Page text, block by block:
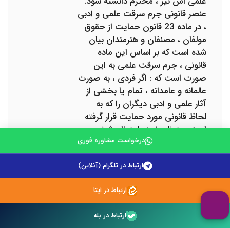
عنصر قانونی جرم سرقت علمی و ادبی
، در ماده 23 قانون حمایت از حقوق
مولفان ، مصنفان و هنرمندان بیان
شده است که بر اساس این ماده
قانونی ، جرم سرقت علمی به این
صورت است که : اگر فردی ، به صورت
عالمانه و عامدانه ، تمام یا بخشی از
آثار علمی و ادبی دیگران را که به
لحاظ قانونی مورد حمایت قرار گرفته
است ، به نام خود یا به نام شخص
دیگر و یا حتی به نام خود پدید
آورنده ( بدون رضایت وی ) ، پخش
یا عرضه کند ، در حالی که اجازه یا
رضایت پدید آورنده در این خصوص ،
اخذ نشده باشد ، در این حالت ، می
توان از جرم سرقت علمی صحبت کرد
که مرتکب ، پس از اثبات جرم سرقت
درخواست مشاوره فوری
ارتباط در تلگرام (آنلاین)
ارتباط در ایتا
ارتباط در بله